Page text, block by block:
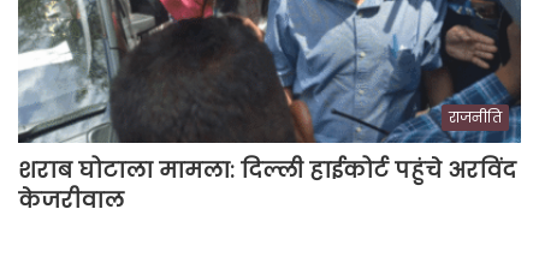
राजनीति
शराब घोटाला मामला: दिल्ली हाईकोर्ट पहुंचे अरविंद
केजरीवाल